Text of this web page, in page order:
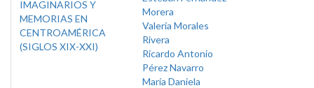
IMAGINARIOS Y
MEMORIAS EN
CENTROAMÉRICA
(SIGLOS XIX-XXI)
Morera
Valeria Morales
Rivera
Ricardo Antonio
Pérez Navarro
María Daniela